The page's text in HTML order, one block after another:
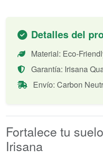
Detalles del
Material: Eco-
Garantía: Irisana
Envío: Carbon
Fortalece tu
Irisana